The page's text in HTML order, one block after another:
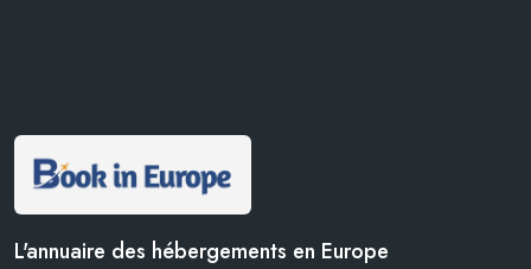
L'annuaire des hébergements en Europe